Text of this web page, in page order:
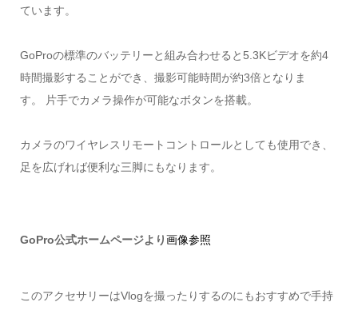
ています。
GoProの標準のバッテリーと組み合わせると5.3Kビデオを約4
時間撮影することができ、撮影可能時間が約3倍となりま
す。 片手でカメラ操作が可能なボタンを搭載。
カメラのワイヤレスリモートコントロールとしても使用でき、
足を広げれば便利な三脚にもなります。
GoPro公式ホームページより画像参照
このアクセサリーはVlogを撮ったりするのにもおすすめで手持